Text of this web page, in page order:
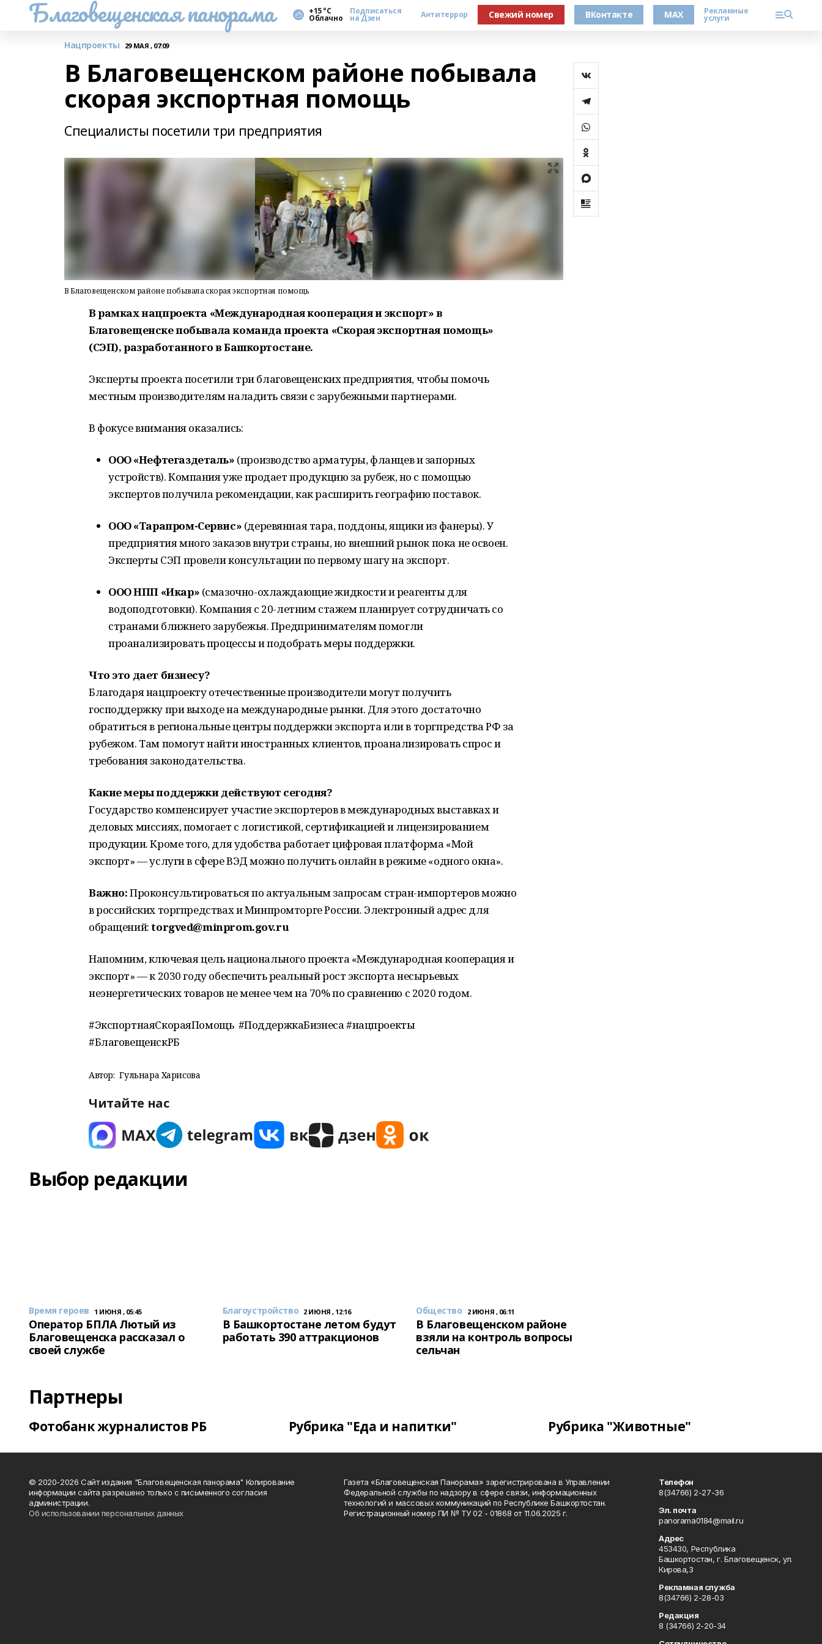
Благовещенская панорама +15 °С
Облачно
Подписаться
на Дзен Антитеррор Свежий номер ВКонтакте MAX Рекламные
услуги
Нацпроекты 29 МАЯ , 07:09
В Благовещенском районе побывала
скорая экспортная помощь
Специалисты посетили три предприятия
В Благовещенском районе побывала скорая экспортная помощь
В рамках нацпроекта «Международная кооперация и экспорт» в
Благовещенске побывала команда проекта «Скорая экспортная помощь»
(СЭП), разработанного в Башкортостане.
Эксперты проекта посетили три благовещенских предприятия, чтобы помочь
местным производителям наладить связи с зарубежными партнерами.
В фокусе внимания оказались:
ООО «Нефтегаздеталь» (производство арматуры, фланцев и запорных
устройств). Компания уже продает продукцию за рубеж, но с помощью
экспертов получила рекомендации, как расширить географию поставок.
ООО «Тарапром-Сервис» (деревянная тара, поддоны, ящики из фанеры). У
предприятия много заказов внутри страны, но внешний рынок пока не освоен.
Эксперты СЭП провели консультации по первому шагу на экспорт.
ООО НПП «Икар» (смазочно-охлаждающие жидкости и реагенты для
водоподготовки). Компания с 20-летним стажем планирует сотрудничать со
странами ближнего зарубежья. Предпринимателям помогли
проанализировать процессы и подобрать меры поддержки.
Что это дает бизнесу?
Благодаря нацпроекту отечественные производители могут получить
господдержку при выходе на международные рынки. Для этого достаточно
обратиться в региональные центры поддержки экспорта или в торгпредства РФ за
рубежом. Там помогут найти иностранных клиентов, проанализировать спрос и
требования законодательства.
Какие меры поддержки действуют сегодня?
Государство компенсирует участие экспортеров в международных выставках и
деловых миссиях, помогает с логистикой, сертификацией и лицензированием
продукции. Кроме того, для удобства работает цифровая платформа «Мой
экспорт» — услуги в сфере ВЭД можно получить онлайн в режиме «одного окна».
Важно:Проконсультироваться по актуальным запросам стран-импортеров можно
в российских торгпредствах и Минпромторге России. Электронный адрес для
обращений:torgved@minprom.gov.ru
Напомним, ключевая цель национального проекта «Международная кооперация и
экспорт» — к 2030 году обеспечить реальный рост экспорта несырьевых
неэнергетических товаров не менее чем на 70% по сравнению с 2020 годом.
#ЭкспортнаяСкораяПомощь #ПоддержкаБизнеса #нацпроекты
#БлаговещенскРБ
Автор: Гульнара Харисова
Читайте нас
Выбор редакции
Время героев 1 ИЮНЯ , 05:45
Оператор БПЛА Лютый из
Благовещенска рассказал о
своей службе
Благоустройство 2 ИЮНЯ , 12:16
В Башкортостане летом будут
работать 390 аттракционов
Общество 2 ИЮНЯ , 06:11
В Благовещенском районе
взяли на контроль вопросы
сельчан
Партнеры
Фотобанк журналистов РБ Рубрика "Еда и напитки" Рубрика "Животные"
© 2020-2026 Сайт издания "Благовещенская панорама" Копирование
информации сайта разрешено только с письменного согласия
администрации.
Об использовании персональных данных
Газета «Благовещенская Панорама» зарегистрирована в Управлении
Федеральной службы по надзору в сфере связи, информационных
технологий и массовых коммуникаций по Республике Башкортостан.
Регистрационный номер ПИ № ТУ 02 - 01868 от 11.06.2025 г.
Телефон
8(34766) 2-27-36
Эл. почта
panorama0184@mail.ru
Адрес
453430, Республика
Башкортостан, г. Благовещенск, ул.
Кирова,3
Рекламная служба
8(34766) 2-28-03
Редакция
8 (34766) 2-20-34